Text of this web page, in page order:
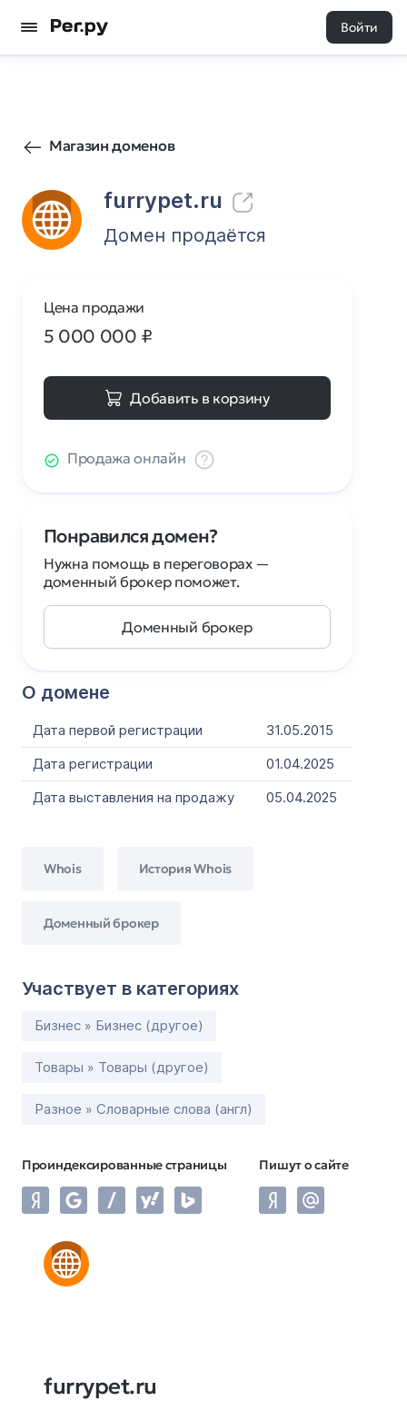
Войти
Магазин доменов
furrypet.ru
41 0
Домен продаётся
О домене
Дата первой регистрации
31.05.2015
Дата регистрации
01.04.2025
Дата выставления на продажу
05.04.2025
Whois История Whois
Доменный брокер
Участвует в категориях
Бизнес » Бизнес (другое)
Товары » Товары (другое)
Разное » Словарные слова (англ)
Проиндексированные страницы Пишут о сайте
Цена продажи
5 000 000 ₽
Добавить в корзину
Продажа онлайн
Понравился домен?
Нужна помощь в переговорах —
доменный брокер поможет.
Доменный брокер
furrypet.ru